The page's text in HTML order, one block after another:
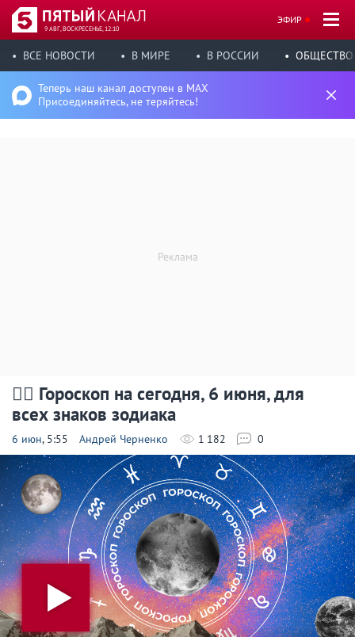
9 АВГ, ВОСКРЕСЕНЬЕ, 12:10
ЭФИР
ВСЕ НОВОСТИ В МИРЕ В РОССИИ ОБЩЕСТВО
Теперь наш канал доступен в MAX
Присоединяйтесь, не теряйтесь!
🧙‍♀ Гороскоп на сегодня, 6 июня, для
всех знаков зодиака
6 июн, 5:55 Андрей Черненко 1 182 0